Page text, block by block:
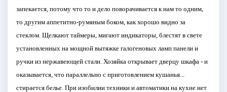
запекается, потому что то и дело поворачивается к нам то одним,
то другим аппетитно-румяным боком, как хорошо видно за
стеклом. Щелкают таймеры, мигают индикаторы, блестят в свете
установленных на мощной вытяжке галогеновых ламп панели и
ручки из нержавеющей стали. Хозяйка открывает дверцу шкафа - и
оказывается, что параллельно с приготовлением кушанья...
стирается белье. При изобилии техники и автоматики на кухне нет